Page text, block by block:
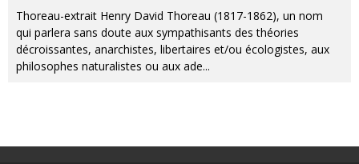
Thoreau-extrait Henry David Thoreau (1817-1862), un nom
qui parlera sans doute aux sympathisants des théories
décroissantes, anarchistes, libertaires et/ou écologistes, aux
philosophes naturalistes ou aux ade...